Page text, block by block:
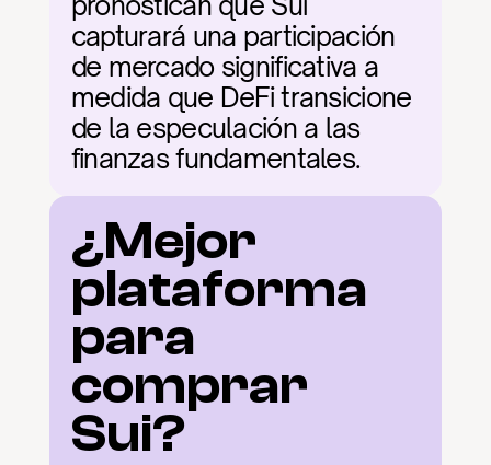
capturará una participación
de mercado significativa a
medida que DeFi transicione
de la especulación a las
finanzas fundamentales.
¿Mejor
plataforma
para
comprar
Sui?